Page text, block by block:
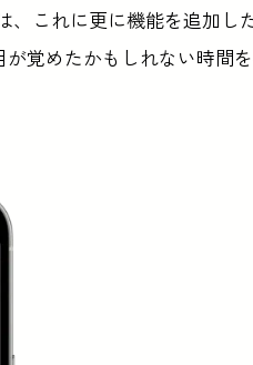
これに更に機能を追加し
覚めたかもしれない時間